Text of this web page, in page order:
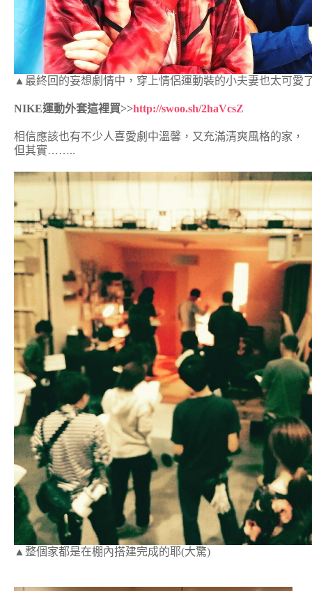
▲最終回的妄想劇情中，穿上情侶運動裝的小夫妻也太可愛
NIKE運動外套這裡買>>http://swoo.sh/2haVcsZ
相信應該也有不少人喜愛劇中溫馨，又充滿清爽風格的家，
但其實……..
▲整個家都是在棚內搭建完成的耶(大驚)